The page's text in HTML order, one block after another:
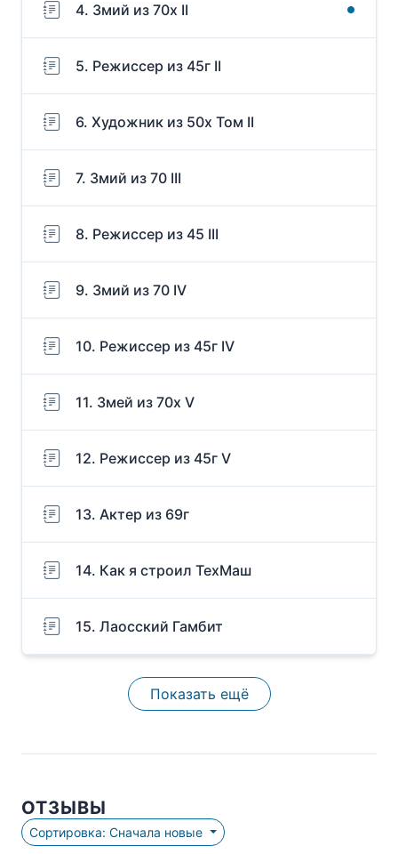
4. Змий из 70х II
5. Режиссер из 45г II
6. Художник из 50х Том II
7. Змий из 70 III
8. Режиссер из 45 III
9. Змий из 70 IV
10. Режиссер из 45г IV
11. Змей из 70х V
12. Режиссер из 45г V
13. Актер из 69г
14. Как я строил ТехМаш
15. Лаосский Гамбит
Показать ещё
ОТЗЫВЫ
Сортировка: Сначала новые